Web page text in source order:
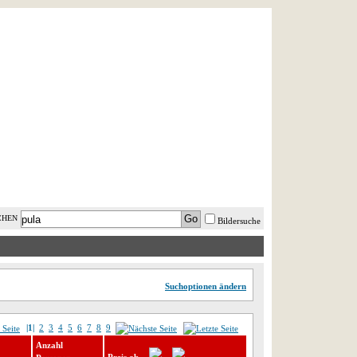
Bildersuche
Suchoptionen ändern
|1| 2 3 4 5 6 7 8 9
Anzahl